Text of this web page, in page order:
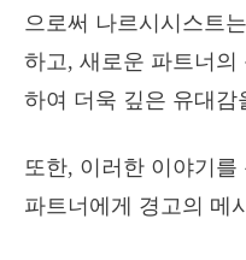
으로써 나르시시스트
하고, 새로운 파트너의
하여 더욱 깊은 유대감
또한, 이러한 이야기
파트너에게 경고의 메